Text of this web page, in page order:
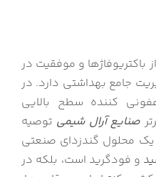
و موفقیت در
جامع بهداشتی دارد. در
کننده سطح بالایی
صنایع آرال شیمی توصیه
محلول گندزدای صنعتی
و فودگرید است، بلکه در